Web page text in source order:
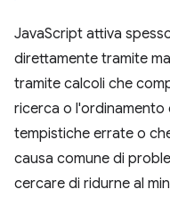
JavaScript attiva
direttamente tramite
tramite calcoli che
ricerca o l'ordinamento
tempistiche errate o
causa comune di
cercare di ridurne al